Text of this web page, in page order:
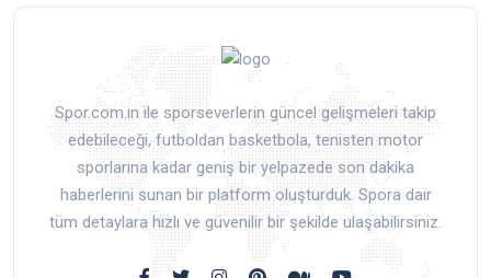
Spor.com.in ile sporseverlerin güncel gelişmeleri takip
edebileceği, futboldan basketbola, tenisten motor
sporlarına kadar geniş bir yelpazede son dakika
haberlerini sunan bir platform oluşturduk. Spora dair
tüm detaylara hızlı ve güvenilir bir şekilde ulaşabilirsiniz.